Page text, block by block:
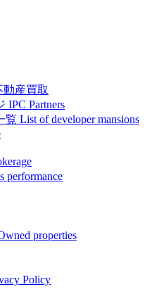
動産買取
IPC Partners
覧 List of developer mansions
performance
properties
Policy